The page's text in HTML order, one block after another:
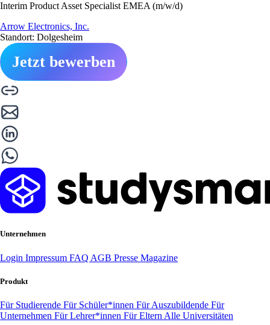
Interim Product Asset Specialist EMEA (m/w/d)
Arrow Electronics, Inc.
Standort: Dolgesheim
Jetzt bewerben
Unternehmen
Login Impressum FAQ AGB Presse Magazine
Produkt
Für Studierende Für Schüler*innen Für Auszubildende Für
Unternehmen Für Lehrer*innen Für Eltern Alle Universitäten